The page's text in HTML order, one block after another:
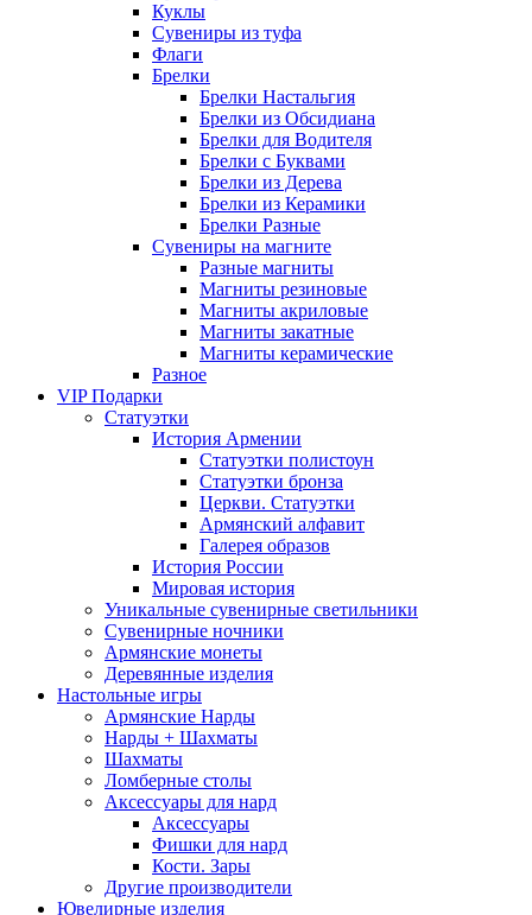
Куклы
Сувениры из туфа
Флаги
Брелки
Брелки Настальгия
Брелки из Обсидиана
Брелки для Водителя
Брелки с Буквами
Брелки из Дерева
Брелки из Керамики
Брелки Разные
Сувениры на магните
Разные магниты
Магниты резиновые
Магниты акриловые
Магниты закатные
Магниты керамические
Разное
VIP Подарки
Статуэтки
История Армении
Статуэтки полистоун
Статуэтки бронза
Церкви. Статуэтки
Армянский алфавит
Галерея образов
История России
Мировая история
Уникальные сувенирные светильники
Сувенирные ночники
Армянские монеты
Деревянные изделия
Настольные игры
Армянские Нарды
Нарды + Шахматы
Шахматы
Ломберные столы
Аксессуары для нард
Аксессуары
Фишки для нард
Кости. Зары
Другие производители
Ювелирные изделия